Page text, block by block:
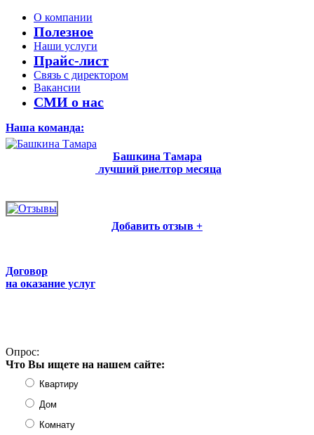
О компании
Полезное
Наши услуги
Прайс-лист
Связь с директором
Вакансии
СМИ о нас
Наша команда:
Башкина Тамара
лучший риелтор месяца
Добавить отзыв +
Договор
на оказание услуг
Опрос:
Что Вы ищете на нашем сайте:
Квартиру
Дом
Комнату